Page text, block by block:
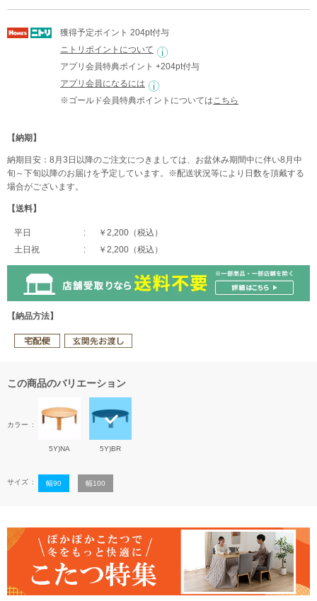
獲得予定ポイント 204pt付与
ニトリポイントについて
アプリ会員特典ポイント +204pt付与
アプリ会員になるには
※ゴールド会員特典ポイントについては こちら
【納期】
納期目安：8月3日以降のご注文につきましては、お盆休み期間中に伴い8月中
旬～下旬以降のお届けを予定しています。※配送状況等により日数を頂戴する
場合がございます。
【送料】
平日
￥2,200（税込）
土日祝
￥2,200（税込）
【納品方法】
この商品のバリエーション
カラー
5Y)NA 5Y)BR
サイズ 幅90 幅100